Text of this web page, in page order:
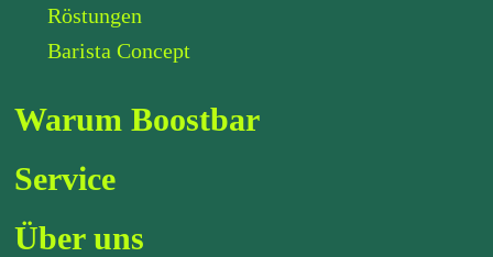
Röstungen
Barista Concept
Warum Boostbar
Service
Über uns